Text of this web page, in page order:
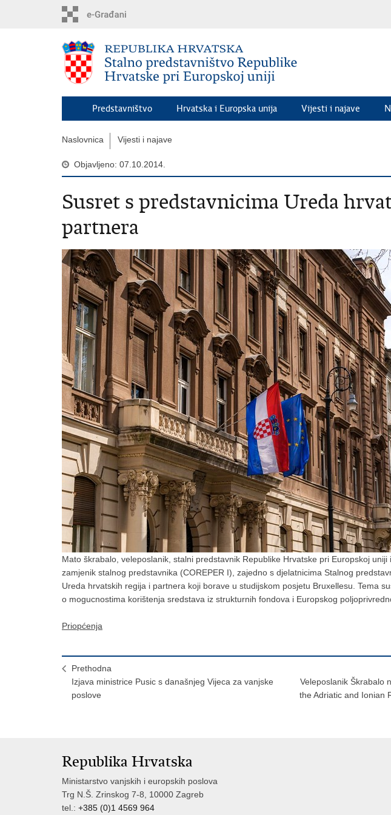
Predstavništvo Hrvatska i Europska unija Vijesti i najave
Naslovnica Vijesti i najave
Objavljeno: 07.10.2014.
Susret s predstavnicima Ureda
partnera
Mato škrabalo, veleposlanik, stalni predstavnik Republike Hrvatske pri Europskoj uniji
zamjenik stalnog predstavnika (COREPER I), zajedno s djelatnicima Stalnog
Ureda hrvatskih regija i partnera koji borave u studijskom posjetu Bruxellesu. Tema
o mogucnostima korištenja sredstava iz strukturnih fondova i Europskog
Priopćenja
Prethodna
Izjava ministrice Pusic s današnjeg Vijeca za vanjske
poslove
Veleposlanik Škrabalo
the Adriatic and Ionian
Republika Hrvatska
Ministarstvo vanjskih i europskih poslova
Trg N.Š. Zrinskog 7-8, 10000 Zagreb
tel.: +385 (0)1 4569 964